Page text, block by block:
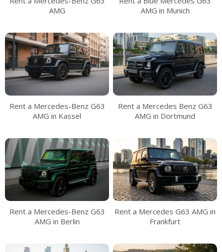
AMG
AMG in Munich
Rent a Mercedes-Benz G63
AMG in Kassel
Rent a Mercedes Benz G63
AMG in Dortmund
Rent a Mercedes-Benz G63
AMG in Berlin
Rent a Mercedes G63 AMG in
Frankfurt